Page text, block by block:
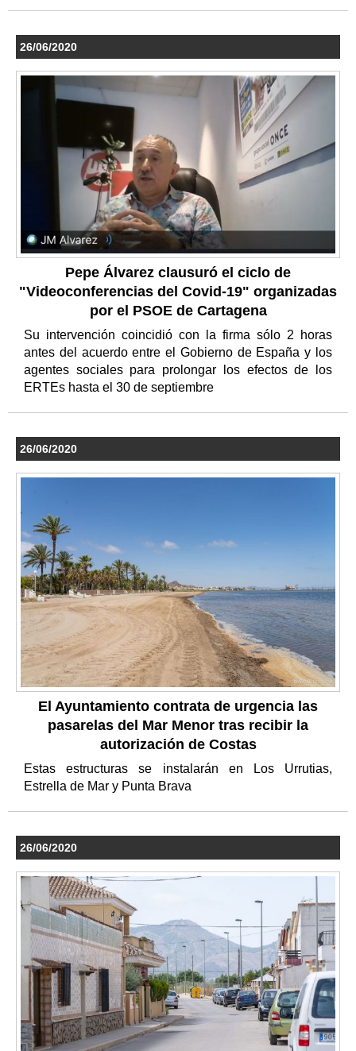
26/06/2020
Pepe Álvarez clausuró el ciclo de
"Videoconferencias del Covid-19" organizadas
por el PSOE de Cartagena
Su intervención coincidió con la firma sólo 2 horas
antes del acuerdo entre el Gobierno de España y los
agentes sociales para prolongar los efectos de los
ERTEs hasta el 30 de septiembre
26/06/2020
El Ayuntamiento contrata de urgencia las
pasarelas del Mar Menor tras recibir la
autorización de Costas
Estas estructuras se instalarán en Los Urrutias,
Estrella de Mar y Punta Brava
26/06/2020